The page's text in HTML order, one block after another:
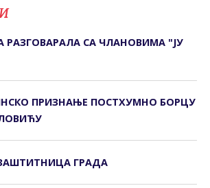
РАЗГОВАРАЛА СА ЧЛАНОВИМА "ЈУ
ПРИЗНАЊЕ ПОСТХУМНО БОРЦУ
ГРАДА